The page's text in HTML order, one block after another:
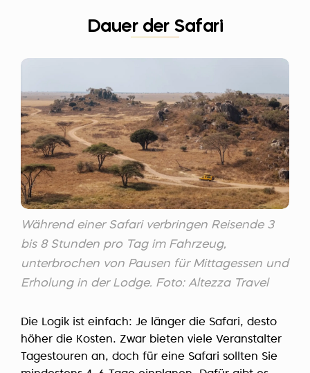
Dauer der Safari
Während einer Safari verbringen Reisende 3
bis 8 Stunden pro Tag im Fahrzeug,
unterbrochen von Pausen für Mittagessen und
Erholung in der Lodge. Foto: Altezza Travel
Die Logik ist einfach: Je länger die Safari, desto
höher die Kosten. Zwar bieten viele Veranstalter
Tagestouren an, doch für eine Safari sollten Sie